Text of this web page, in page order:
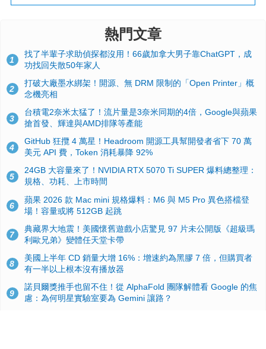
熱門文章
1
找了半輩子求助偵探都沒用！66歲加拿大男子靠ChatGPT，成
功找回失散50年家人
2
打破大廠墨水綁架！開源、無 DRM 限制的「Open Printer」概
念機亮相
3
台積電2奈米太猛了！流片量是3奈米同期的4倍，Google與蘋果
搶首發、輝達與AMD排隊等產能
4
GitHub 狂攬 4 萬星！Headroom 開源工具幫開發者省下 70 萬
美元 API 費，Token 消耗暴降 92%
5
24GB 大容量來了！NVIDIA RTX 5070 Ti SUPER 爆料總整理：
規格、功耗、上市時間
6
蘋果 2026 款 Mac mini 規格爆料：M6 與 M5 Pro 異色搭檔登
場！容量或將 512GB 起跳
7
典藏界大地震！美國懷舊遊戲小店驚見 97 片未公開版《超級瑪
利歐兄弟》變體任天堂卡帶
8
美國上半年 CD 銷量大增 16%：增速約為黑膠 7 倍，但購買者
有一半以上根本沒有播放器
9
諾貝爾獎推手也留不住！從 AlphaFold 團隊解體看 Google 的焦
慮：為何明星實驗室要為 Gemini 讓路？